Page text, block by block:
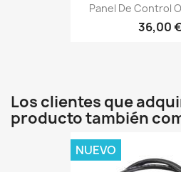
Panel De Control
36,00 €
Los clientes que
producto también
NUEVO